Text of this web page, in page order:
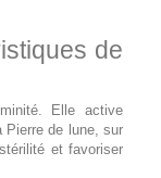
de
Elle active
Pierre de lune, sur
et favoriser